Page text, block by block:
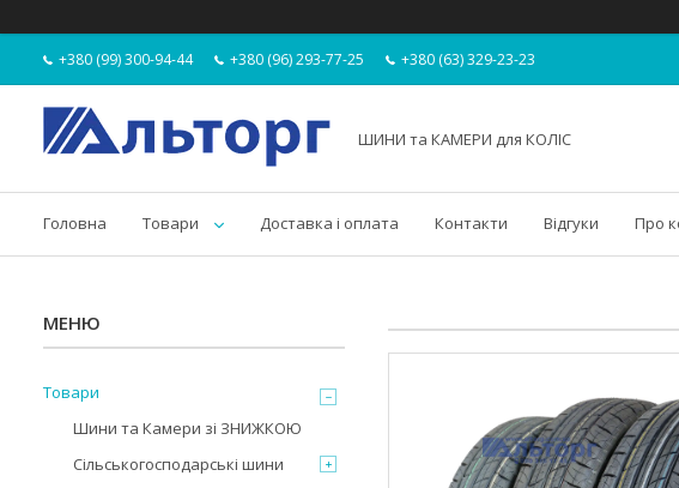
+380 (99) 300-94-44 +380 (96) 293-77-25 +380 (63) 329-23-23
ШИНИ та КАМЕРИ для КОЛІС
Головна Товари Доставка і оплата Контакти Відгуки Про
Товари
Шини та Камери зі ЗНИЖКОЮ
Сільськогосподарські шини